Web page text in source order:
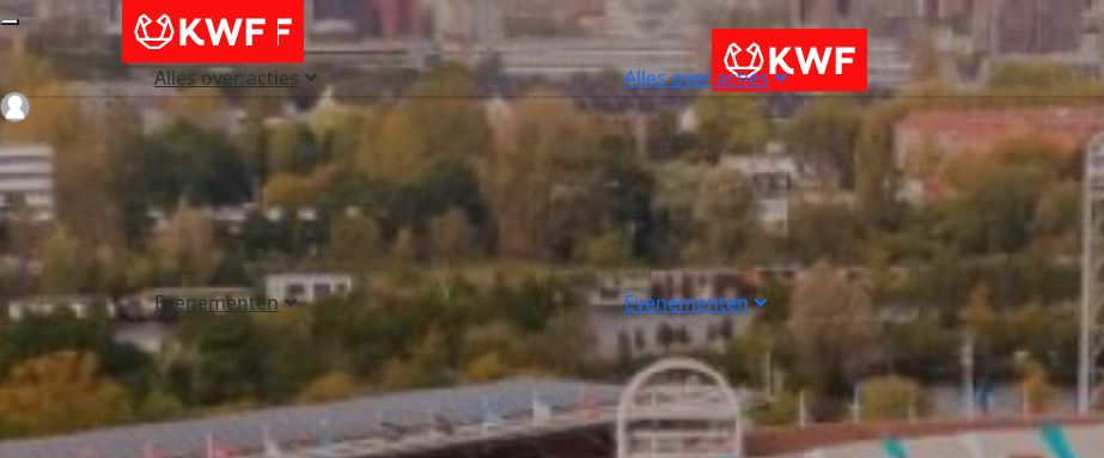
Alles over acties
Evenementen
Alles over acties
Evenementen
Login